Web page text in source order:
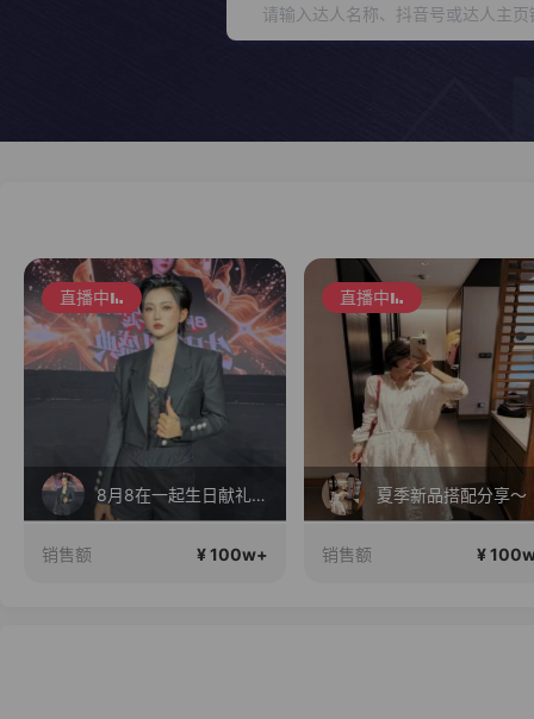
直播中
8月8在一起生日献礼盛典
销售额 ¥ 100w+
直播中
夏季新品搭配分享～
销售额 ¥